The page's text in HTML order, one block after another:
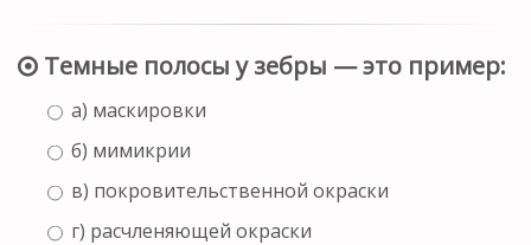
Темные полосы у зебры — это пример:
а) маскировки
б) мимикрии
в) покровительственной окраски
г) расчленяющей окраски